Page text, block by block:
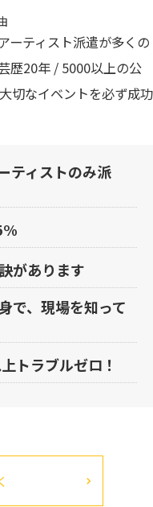
ーティスト派遣が多くの
歴20年 / 5000以上の公
切なイベントを必ず成功
ティストのみ派
があります
で、現場を知って
トラブルゼロ！